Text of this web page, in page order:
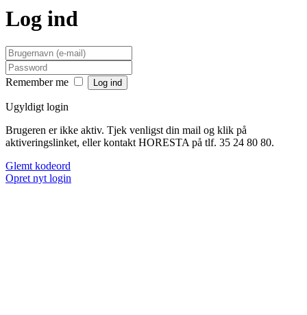
Log ind
Remember me
Ugyldigt login
Brugeren er ikke aktiv. Tjek venligst din mail og klik på
aktiveringslinket, eller kontakt HORESTA på tlf. 35 24 80 80.
Glemt kodeord
Opret nyt login